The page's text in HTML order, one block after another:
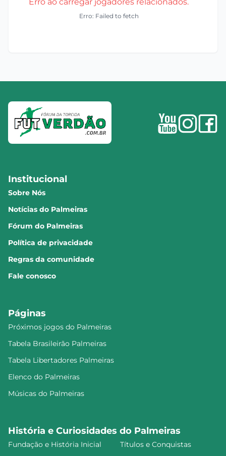
Erro: Failed to fetch
Institucional
Sobre Nós
Notícias do Palmeiras
Fórum do Palmeiras
Política de privacidade
Regras da comunidade
Fale conosco
Páginas
Próximos jogos do Palmeiras
Tabela Brasileirão Palmeiras
Tabela Libertadores Palmeiras
Elenco do Palmeiras
Músicas do Palmeiras
História e Curiosidades do Palmeiras
Fundação e História Inicial
Títulos e Conquistas